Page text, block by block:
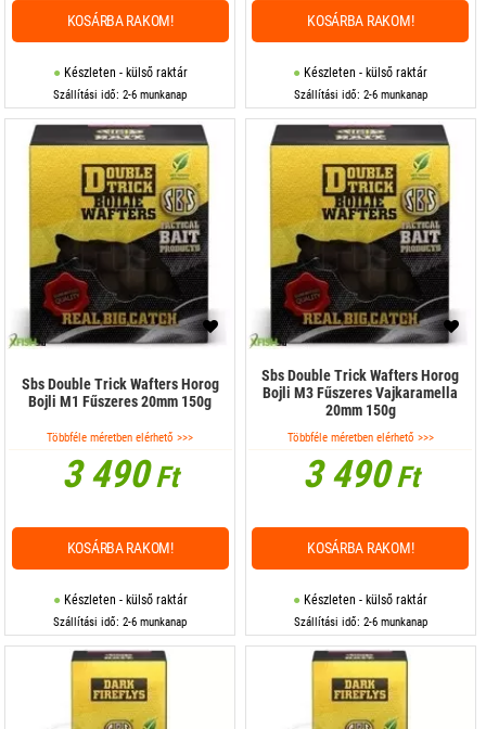
Készleten - külső raktár
Szállítási idő: 2-6 munkanap
KOSÁRBA RAKOM!
Készleten - külső raktár
Szállítási idő: 2-6 munkanap
KOSÁRBA RAKOM!
Sbs Double Trick Wafters Horog
Bojli M1 Fűszeres 20mm 150g
Többféle méretben elérhető >>>
3 490Ft
Készleten - külső raktár
Szállítási idő: 2-6 munkanap
KOSÁRBA RAKOM!
Sbs Double Trick Wafters Horog
Bojli M3 Fűszeres Vajkaramella
20mm 150g
Többféle méretben elérhető >>>
3 490Ft
Készleten - külső raktár
Szállítási idő: 2-6 munkanap
KOSÁRBA RAKOM!